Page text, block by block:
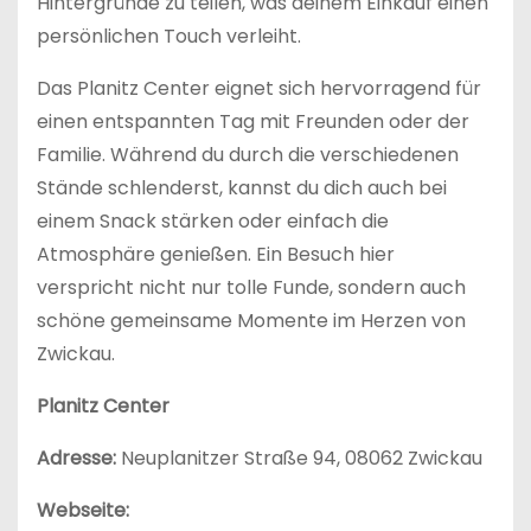
persönlichen Touch verleiht.
Das Planitz Center eignet sich hervorragend für
einen entspannten Tag mit Freunden oder der
Familie. Während du durch die verschiedenen
Stände schlenderst, kannst du dich auch bei
einem Snack stärken oder einfach die
Atmosphäre genießen. Ein Besuch hier
verspricht nicht nur tolle Funde, sondern auch
schöne gemeinsame Momente im Herzen von
Zwickau.
Planitz Center
Adresse: Neuplanitzer Straße 94, 08062 Zwickau
Webseite: